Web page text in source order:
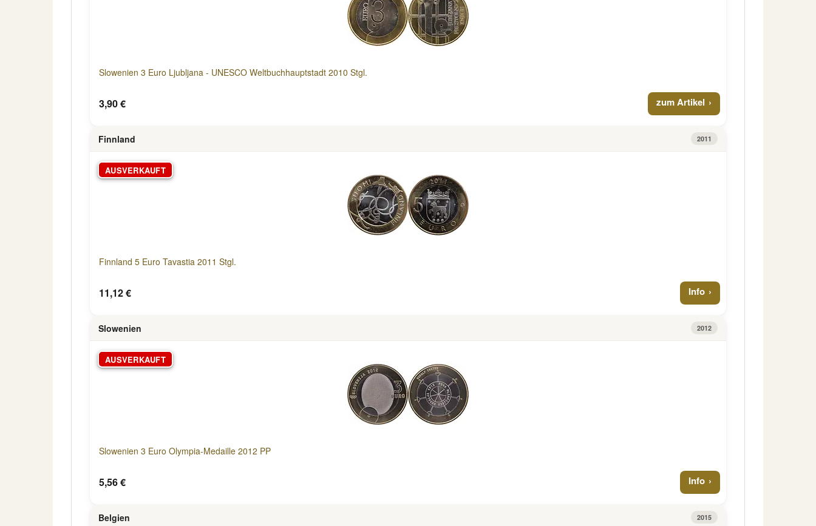
Slowenien 3 Euro Ljubljana - UNESCO Weltbuchhauptstadt 2010 Stgl.
3,90 € zum Artikel
Finnland 2011
AUSVERKAUFT
Finnland 5 Euro Tavastia 2011 Stgl.
11,12 € Info
Slowenien 2012
AUSVERKAUFT
Slowenien 3 Euro Olympia-Medaille 2012 PP
5,56 € Info
Belgien 2015